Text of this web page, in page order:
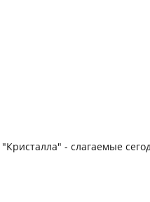
- слагаемые